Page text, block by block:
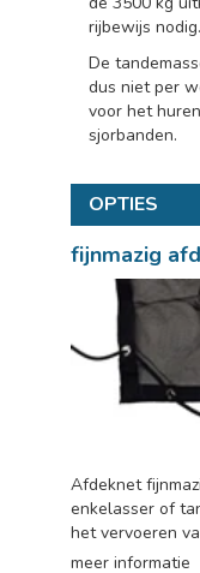
rijbewijs nodig.
De
dus niet per
voor het
sjorbanden.
OPTIES
fijnmazig
Afdeknet
enkelasser of
het vervoeren
meer informatie